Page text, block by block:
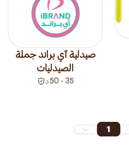
صيدلية آي براند جملة
الصيدليات
35 - 50 د
1